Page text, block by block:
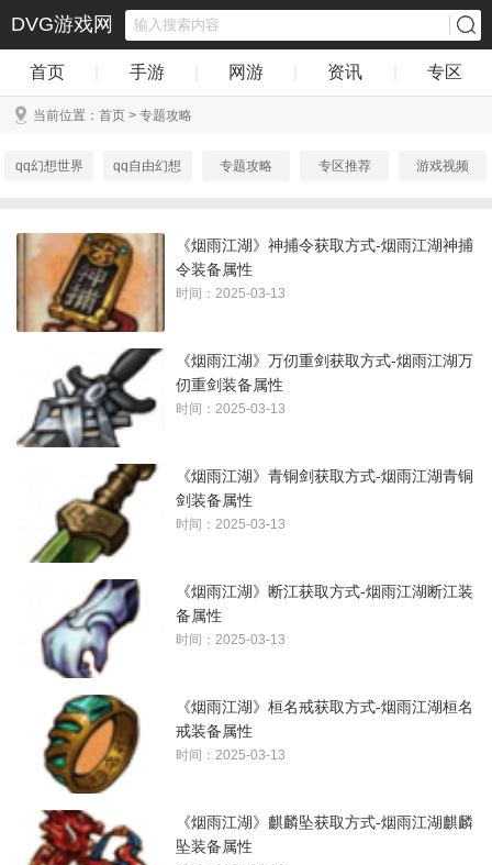
DVG游戏网
首页 手游 网游 资讯 专区
当前位置： 首页 > 专题攻略
qq幻想世界 qq自由幻想 专题攻略 专区推荐 游戏视频
《烟雨江湖》神捕令获取方式-烟雨江湖神捕
令装备属性
时间：2025-03-13
《烟雨江湖》万仞重剑获取方式-烟雨江湖万
仞重剑装备属性
时间：2025-03-13
《烟雨江湖》青铜剑获取方式-烟雨江湖青铜
剑装备属性
时间：2025-03-13
《烟雨江湖》断江获取方式-烟雨江湖断江装
备属性
时间：2025-03-13
《烟雨江湖》桓名戒获取方式-烟雨江湖桓名
戒装备属性
时间：2025-03-13
《烟雨江湖》麒麟坠获取方式-烟雨江湖麒麟
坠装备属性